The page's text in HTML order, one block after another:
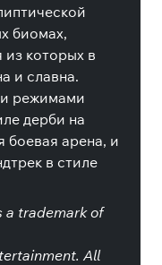
биомах,
из которых в
и славна.
режимами
дерби на
боевая арена, и
в стиле
a trademark of
All